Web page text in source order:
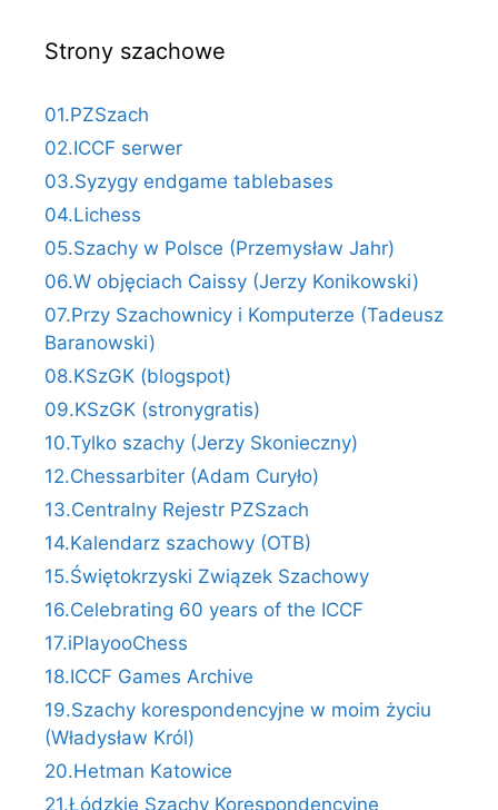
Strony szachowe
01.PZSzach
02.ICCF serwer
03.Syzygy endgame tablebases
04.Lichess
05.Szachy w Polsce (Przemysław Jahr)
06.W objęciach Caissy (Jerzy Konikowski)
07.Przy Szachownicy i Komputerze (Tadeusz
Baranowski)
08.KSzGK (blogspot)
09.KSzGK (stronygratis)
10.Tylko szachy (Jerzy Skonieczny)
12.Chessarbiter (Adam Curyło)
13.Centralny Rejestr PZSzach
14.Kalendarz szachowy (OTB)
15.Świętokrzyski Związek Szachowy
16.Celebrating 60 years of the ICCF
17.iPlayooChess
18.ICCF Games Archive
19.Szachy korespondencyjne w moim życiu
(Władysław Król)
20.Hetman Katowice
21.Łódzkie Szachy Korespondencyjne